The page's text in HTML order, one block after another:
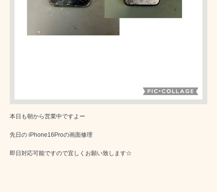
本日も朝から営業中ですよー
先日の iPhone16Proの画面修理
即日対応可能ですので宜しくお願い致します☆